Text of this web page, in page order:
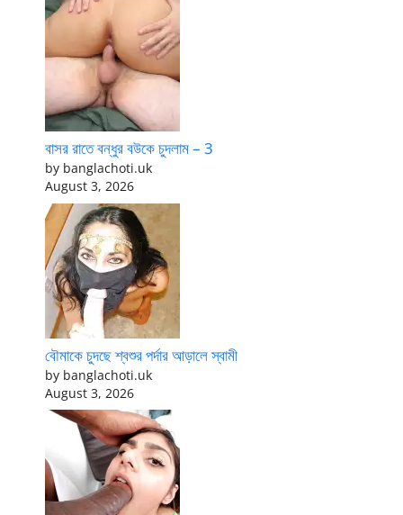
বাসর রাতে বন্ধুর বউকে চুদলাম – 3
by banglachoti.uk
August 3, 2026
বৌমাকে চুদছে শ্বশুর পর্দার আড়ালে স্বামী
by banglachoti.uk
August 3, 2026